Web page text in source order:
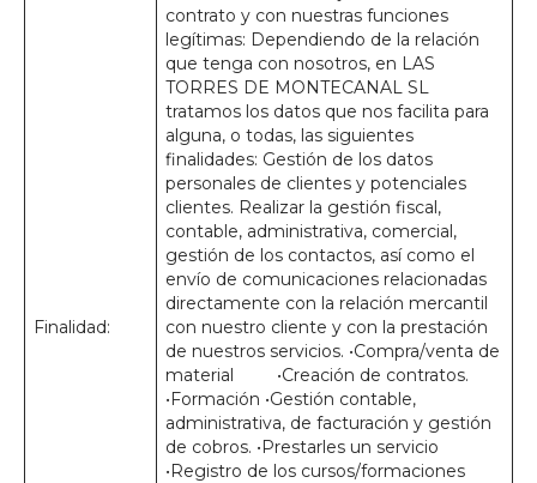
Finalidad:
contrato y con nuestras funciones
legítimas: Dependiendo de la relación
que tenga con nosotros, en LAS
TORRES DE MONTECANAL SL
tratamos los datos que nos facilita para
alguna, o todas, las siguientes
finalidades: Gestión de los datos
personales de clientes y potenciales
clientes. Realizar la gestión fiscal,
contable, administrativa, comercial,
gestión de los contactos, así como el
envío de comunicaciones relacionadas
directamente con la relación mercantil
con nuestro cliente y con la prestación
de nuestros servicios. •Compra/venta de
material •Creación de contratos.
•Formación •Gestión contable,
administrativa, de facturación y gestión
de cobros. •Prestarles un servicio
•Registro de los cursos/formaciones